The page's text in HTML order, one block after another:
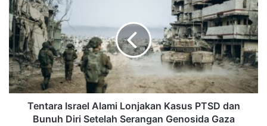
Tentara Israel Alami Lonjakan Kasus PTSD dan
Bunuh Diri Setelah Serangan Genosida Gaza